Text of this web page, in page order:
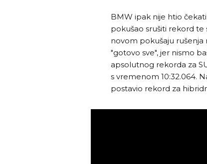
BMW ipak nije htio
pokušao srušiti rekord te
novom pokušaju rušenja
"gotovo sve", jer nismo
apsolutnog rekorda za
s vremenom 10:32.064.
postavio rekord za